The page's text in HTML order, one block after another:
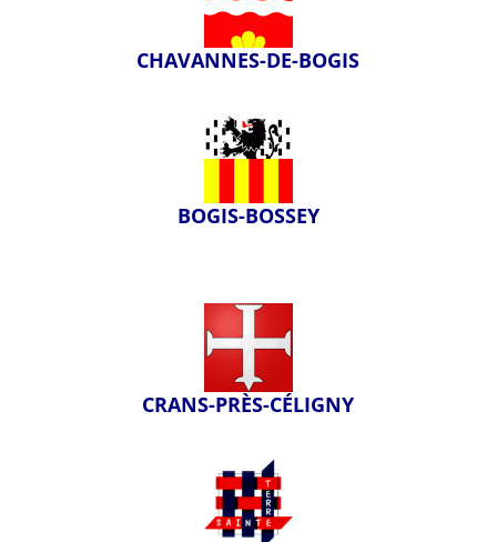
CHAVANNES-DE-BOGIS
BOGIS-BOSSEY
CRANS-PRÈS-CÉLIGNY